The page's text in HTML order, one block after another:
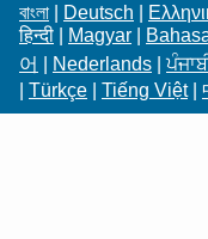
বাংলা
Deutsch
हिन्दी
Magyar
어
Nederlands |
Türkçe Tiếng Việt|